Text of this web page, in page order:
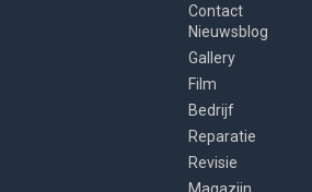
Contact
Nieuwsblog
Gallery
Film
Bedrijf
Reparatie
Revisie